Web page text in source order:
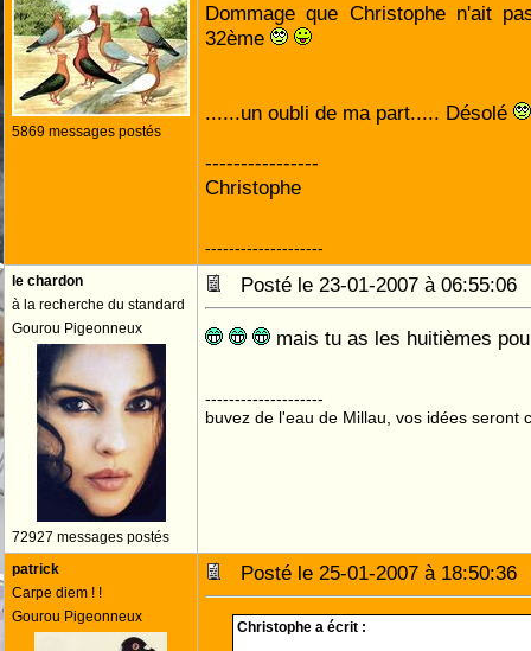
5869 messages postés
Dommage que Christophe n'ait
32ème
......un oubli de ma part..... Désolé
----------------
Christophe
--------------------
le chardon
à la recherche du standard
Gourou Pigeonneux
72927 messages postés
Posté le 23-01-2007 à
mais tu as les huitièmes
--------------------
buvez de l'eau de Millau, vos idées seront
patrick
Carpe diem ! !
Gourou Pigeonneux
Posté le 25-01-2007 à
Christophe a écrit :